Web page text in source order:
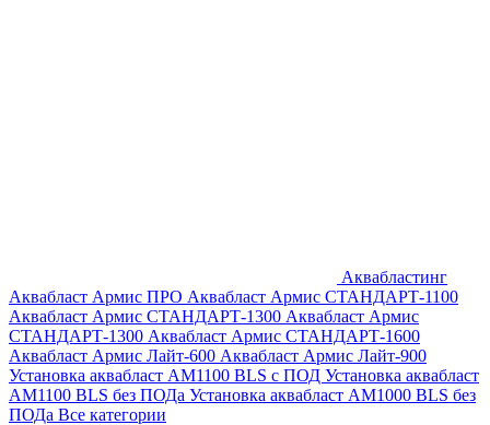
Аквабластинг
Аквабласт Армис ПРО Аквабласт Армис СТАНДАРТ-1100
Аквабласт Армис СТАНДАРТ-1300 Аквабласт Армис
СТАНДАРТ-1300 Аквабласт Армис СТАНДАРТ-1600
Аквабласт Армис Лайт-600 Аквабласт Армис Лайт-900
Установка аквабласт AM1100 BLS с ПОД Установка аквабласт
AM1100 BLS без ПОДа Установка аквабласт AM1000 BLS без
ПОДа Все категории